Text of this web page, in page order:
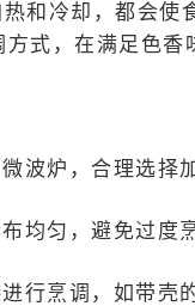
和冷却，都会
式，在满足色香
波炉，合理选择
均匀，避免过度
行烹调，如带壳